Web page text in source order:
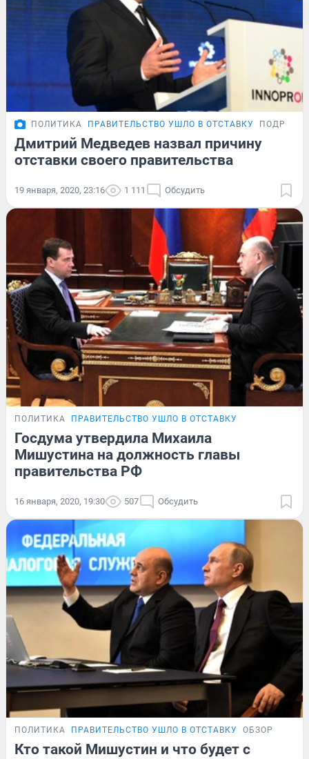
ПОЛИТИКА ПРАВИТЕЛЬСТВО УШЛО В ОТСТАВКУ
Дмитрий Медведев назвал причину
отставки своего правительства
19 января, 2020, 23:16 1 111 Обсудить
ПОЛИТИКА ПРАВИТЕЛЬСТВО УШЛО В ОТСТАВКУ
Госдума утвердила Михаила
Мишустина на должность главы
правительства РФ
16 января, 2020, 19:30 507 Обсудить
ПОЛИТИКА ПРАВИТЕЛЬСТВО УШЛО В ОТСТАВКУ ОБЗОР
Кто такой Мишустин и что будет с